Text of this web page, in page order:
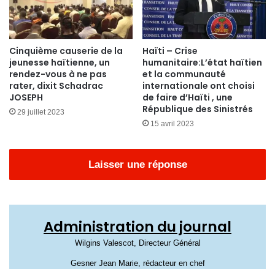
Cinquième causerie de la
jeunesse haïtienne, un
rendez-vous à ne pas
rater, dixit Schadrac
JOSEPH
29 juillet 2023
Haïti – Crise
humanitaire:L’état haïtien
et la communauté
internationale ont choisi
de faire d’Haïti , une
République des Sinistrés
15 avril 2023
Laisser une réponse
Administration du journal
Wilgins Valescot, Directeur Général
Gesner Jean Marie, rédacteur en chef